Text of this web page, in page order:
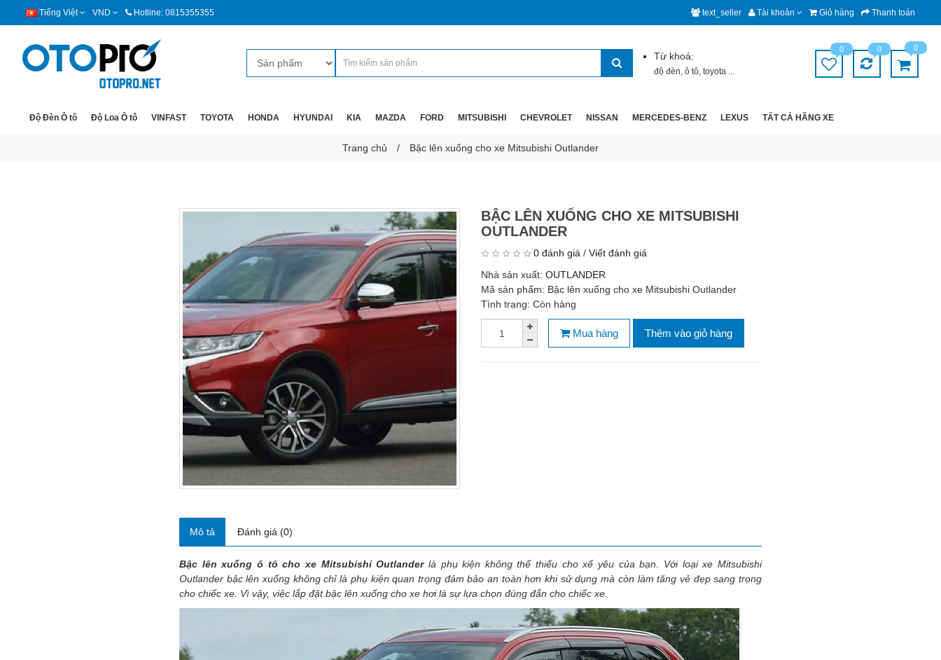
Tiếng Việt VND Hotline: 0815355355 text_seller Tài khoản Giỏ hàng Thanh toán
Từ khoá:
độ đèn,ô tô,toyota ...
0 0 0
Độ Đèn Ô tô Độ Loa Ô tô VINFAST TOYOTA HONDA HYUNDAI KIA MAZDA FORD MITSUBISHI CHEVROLET NISSAN MERCEDES-BENZ LEXUS TẤT CẢ HÃNG XE
Trang chủ Bậc lên xuống cho xe Mitsubishi Outlander
BẬC LÊN XUỐNG CHO XE MITSUBISHI
OUTLANDER
0 đánh giá / Viết đánh giá
Nhà sản xuất: OUTLANDER
Mã sản phẩm: Bậc lên xuống cho xe Mitsubishi Outlander
Tình trạng: Còn hàng
Mua hàng Thêm vào giỏ hàng
Mô tả Đánh giá (0)
Bậc lên xuống ô tô cho xe Mitsubishi Outlanderlà phụ kiện không thể thiếu cho xế yêu của bạn. Với loại xeMitsubishi
Outlander bậc lên xuống không chỉ là phụ kiện quan trọng đảm bảo an toàn hơn khi sử dụng mà còn làm tăng vẻ đẹp sang trọng
cho chiếc xe. Vì vậy, việc lắp đặt bậc lên xuống cho xe hơi là sự lựa chọn đúng đắn cho chiếc xe.